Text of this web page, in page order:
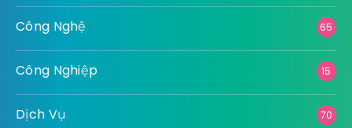
Công Nghệ 65
Công Nghiệp 15
Dịch Vụ 70